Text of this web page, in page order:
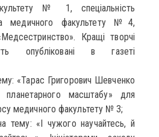
№ 1, спеціальність
медичного факультету №4,
Кращі творчі
опубліковані в газеті
«Тарас Григорович Шевченко
планетарного масштабу» для
медичного факультету № 3;
тему: «І чужого научайтесь, й